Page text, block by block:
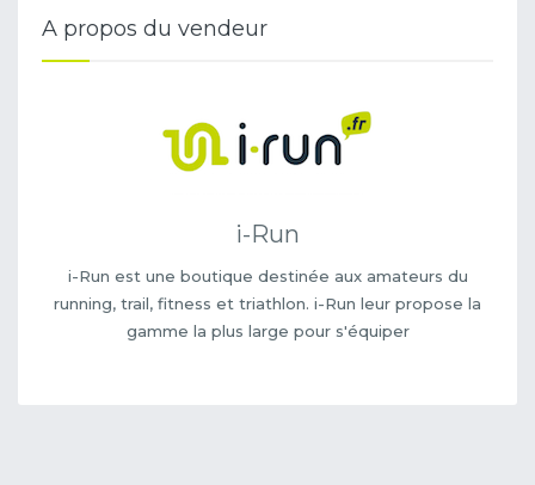
A propos du vendeur
i-Run
i-Run est une boutique destinée aux amateurs du
running, trail, fitness et triathlon. i-Run leur propose la
gamme la plus large pour s'équiper